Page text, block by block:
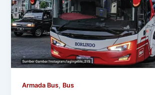
Armada Bus, Bus